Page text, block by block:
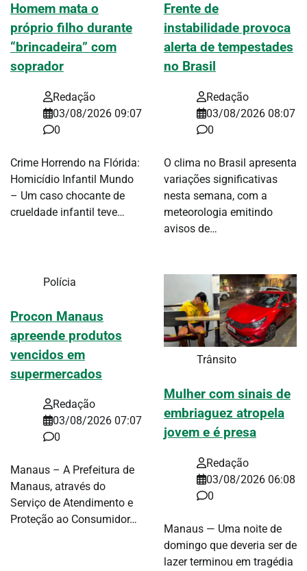
Homem mata o
próprio filho durante
“brincadeira” com
soprador
Redação
03/08/2026 09:07
0
Crime Horrendo na Flórida:
Homicídio Infantil Mundo
– Um caso chocante de
crueldade infantil teve…
Frente de
instabilidade provoca
alerta de tempestades
no Brasil
Redação
03/08/2026 08:07
0
O clima no Brasil apresenta
variações significativas
nesta semana, com a
meteorologia emitindo
avisos de…
Polícia
Procon Manaus
apreende produtos
vencidos em
supermercados
Redação
03/08/2026 07:07
0
Manaus – A Prefeitura de
Manaus, através do
Serviço de Atendimento e
Proteção ao Consumidor…
Trânsito
Mulher com sinais de
embriaguez atropela
jovem e é presa
Redação
03/08/2026 06:08
0
Manaus — Uma noite de
domingo que deveria ser de
lazer terminou em tragédia